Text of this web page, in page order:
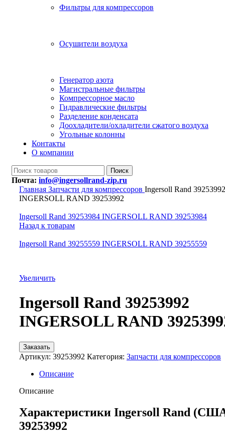
Фильтры для компрессоров
Осушители воздуха
Генератор азота
Магистральные фильтры
Компрессорное масло
Гидравлические фильтры
Разделение конденсата
Доохладители/охладители сжатого воздуха
Угольные колонны
Контакты
О компании
Поиск
Почта: info@ingersollrand-zip.ru
Главная Запчасти для компрессоров Ingersoll Rand 39253992
INGERSOLL RAND 39253992
Ingersoll Rand 39253984 INGERSOLL RAND 39253984
Назад к товарам
Ingersoll Rand 39255559 INGERSOLL RAND 39255559
Увеличить
Ingersoll Rand 39253992
INGERSOLL RAND
Заказать
Артикул: 39253992 Категория: Запчасти для компрессоров
Описание
Описание
Характеристики Ingersoll Rand
39253992